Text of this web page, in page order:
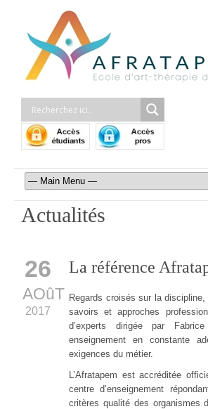
Actualités
26
AOûT
2017
La référence
Regards croisés sur la
savoirs et approches
d’experts dirigée par
enseignement en constante
exigences du métier.
L’Afratapem est accréditée
centre d’enseignement
critères qualité des organismes